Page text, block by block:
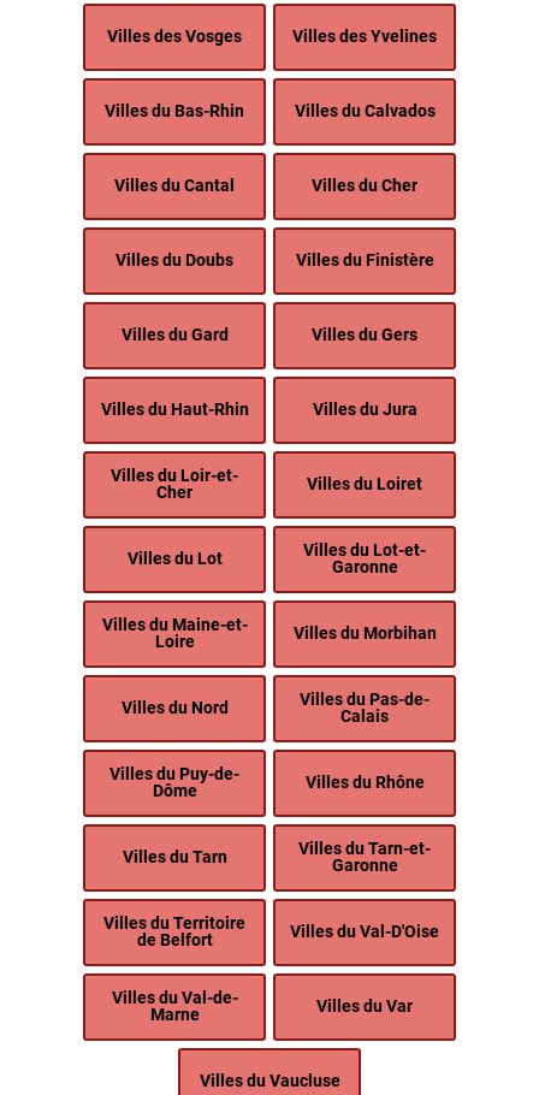
Villes des Vosges Villes des Yvelines
Villes du Bas-Rhin Villes du Calvados
Villes du Cantal Villes du Cher
Villes du Doubs Villes du Finistère
Villes du Gard Villes du Gers
Villes du Haut-Rhin Villes du Jura
Villes du Loir-et-
Cher
Villes du Loiret
Villes du Lot
Villes du Lot-et-
Garonne
Villes du Maine-et-
Loire
Villes du Morbihan
Villes du Nord
Villes du Pas-de-
Calais
Villes du Puy-de-
Dôme
Villes du Rhône
Villes du Tarn
Villes du Tarn-et-
Garonne
Villes du Territoire
de Belfort
Villes du Val-D'Oise
Villes du Val-de-
Marne
Villes du Var
Villes du Vaucluse